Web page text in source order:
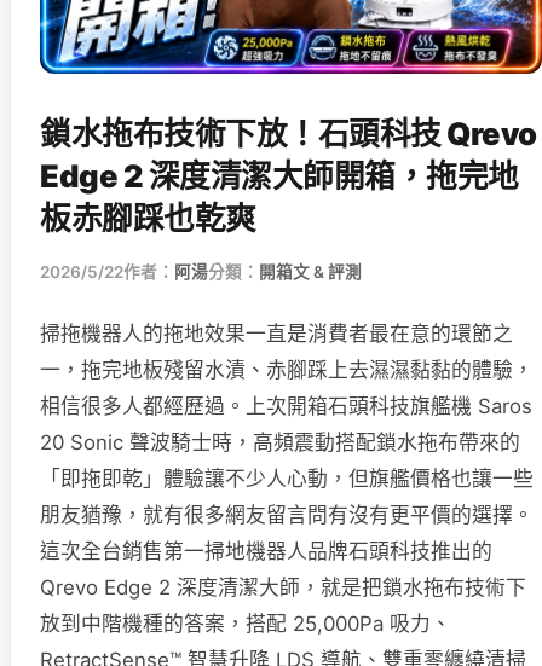
鎖水拖布技術下放！石頭科技 Qrevo
Edge 2 深度清潔大師開箱，拖完地
板赤腳踩也乾爽
2026/5/22作者： 阿湯分類： 開箱文 & 評測
掃拖機器人的拖地效果一直是消費者最在意的環節之
一，拖完地板殘留水漬、赤腳踩上去濕濕黏黏的體驗，
相信很多人都經歷過。上次開箱石頭科技旗艦機 Saros
20 Sonic 聲波騎士時，高頻震動搭配鎖水拖布帶來的
「即拖即乾」體驗讓不少人心動，但旗艦價格也讓一些
朋友猶豫，就有很多網友留言問有沒有更平價的選擇。
這次全台銷售第一掃地機器人品牌石頭科技推出的
Qrevo Edge 2 深度清潔大師，就是把鎖水拖布技術下
放到中階機種的答案，搭配 25,000Pa 吸力、
RetractSense™ 智慧升降 LDS 導航、雙重零纏繞清掃